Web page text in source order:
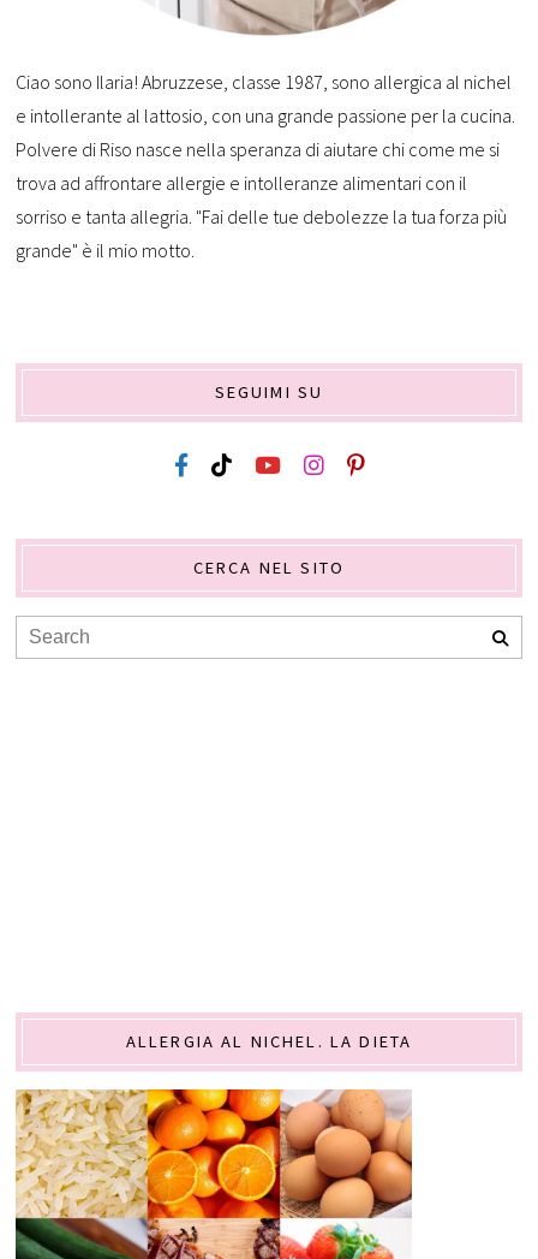
Ciao sono Ilaria! Abruzzese, classe 1987, sono allergica al nichel
e intollerante al lattosio, con una grande passione per la cucina.
Polvere di Riso nasce nella speranza di aiutare chi come me si
trova ad affrontare allergie e intolleranze alimentari con il
sorriso e tanta allegria. "Fai delle tue debolezze la tua forza più
grande" è il mio motto.
SEGUIMI SU
CERCA NEL SITO
ALLERGIA AL NICHEL. LA DIETA